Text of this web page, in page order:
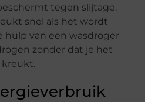
tegen slijtage.
snel als het wordt
hulp van een wasdroger
zonder dat je het